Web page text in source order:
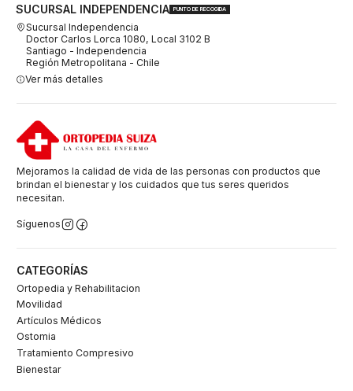
SUCURSAL INDEPENDENCIA PUNTO DE RECOGIDA
Sucursal Independencia
Doctor Carlos Lorca 1080, Local 3102 B
Santiago - Independencia
Región Metropolitana - Chile
Ver más detalles
Mejoramos la calidad de vida de las personas con productos que
brindan el bienestar y los cuidados que tus seres queridos
necesitan.
Síguenos
CATEGORÍAS
Ortopedia y Rehabilitacion
Movilidad
Artículos Médicos
Ostomia
Tratamiento Compresivo
Bienestar